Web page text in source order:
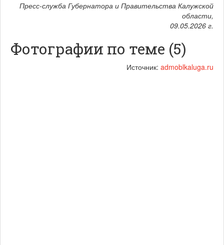
Пресс-служба Губернатора и Правительства Калужской
области,
09.05.2026 г.
Фотографии по теме (5)
Источник: admoblkaluga.ru